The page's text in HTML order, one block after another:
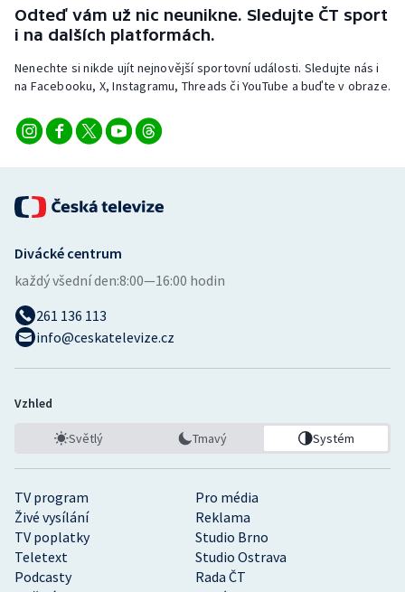
Rychlobruslení
Rychlostní kanoistika
Short track
Stolní tenis
Triatlon
Veslování
Vodní slalom
Volejbal
Odteď vám už nic neunikne. Sledujte ČT sport
i na dalších platformách.
Nenechte si nikde ujít nejnovější sportovní události. Sledujte nás i
na Facebooku, X, Instagramu, Threads či YouTube a buďte v obraze.
TV program
Pro média
Živé vysílání
Reklama
TV poplatky
Studio Brno
Teletext
Studio Ostrava
Podcasty
Rada ČT
Divácké centrum
každý všední den:8:00—16:00 hodin
261 136 113
info@ceskatelevize.cz
Vzhled
Světlý Tmavý Systém